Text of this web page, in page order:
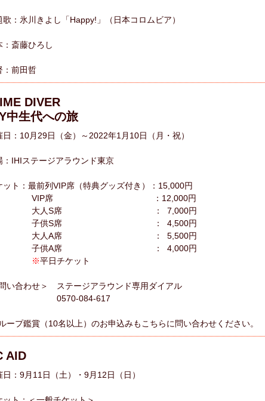
歌：氷川きよし「Happy!」（日本コロムビア）
：斎藤ひろし
：前田哲
DIVER
中生代への旅
日：10月29日（金）～2022年1月10日（月・祝）
：IHIステージアラウンド東京
ット：最前列VIP席（特典グッズ付き）：15,000円
席 ：12,000円
人S席 ： 7,000円
供S席 ： 4,500円
人A席 ： 5,500円
供A席 ： 4,000円
※平日チケット
い合わせ＞ ステージアラウンド専用ダイアル
084-617
ープ鑑賞（10名以上）のお申込みもこちらに問い合わせください。
AID
日：9月11日（土）・9月12日（日）